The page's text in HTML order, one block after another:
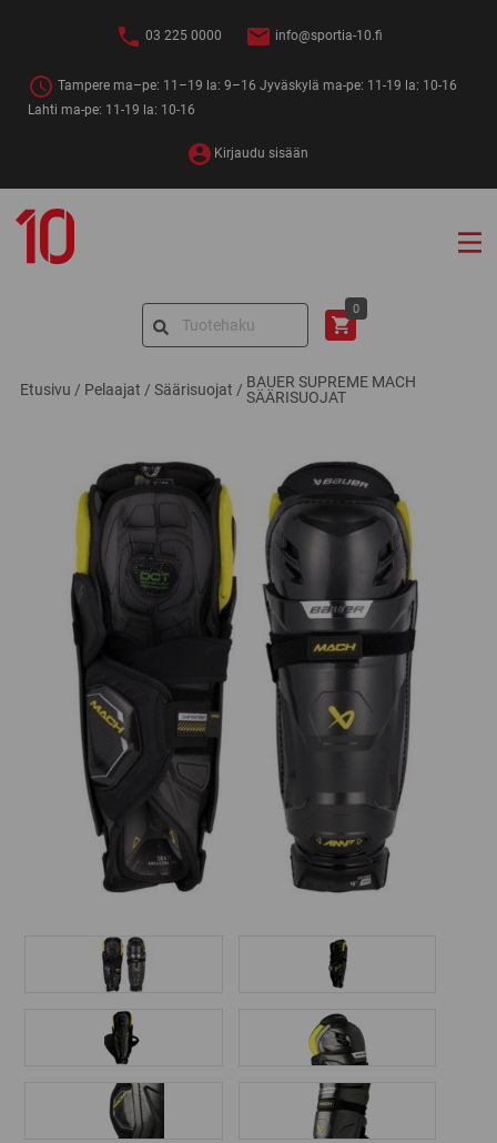
03 225 0000 info@sportia-10.fi
Tampere ma–pe: 11–19 la: 9–16 Jyväskylä ma-pe: 11-19 la: 10-16
Lahti ma-pe: 11-19 la: 10-16
Kirjaudu sisään
10
Search
0
Etusivu / Pelaajat / Säärisuojat / BAUER SUPREME MACH
SÄÄRISUOJAT